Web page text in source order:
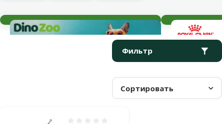
Фильтр
Сортировать
Продукты в категории Ножницы и машинки для стрижки